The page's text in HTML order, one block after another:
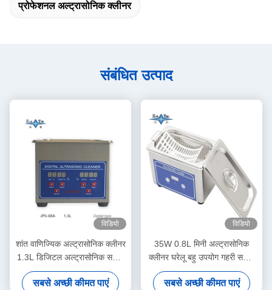
प्रोफेशनल अल्ट्रासोनिक क्लीनर
संबंधित उत्पाद
विडियो
शांत वाणिज्यिक अल्ट्रासोनिक क्लीनर
1.3L डिजिटल अल्ट्रासोनिक सफाई
मशीन 60W मल्टी गियर टाइमिंग के
साथ
सबसे अच्छी कीमत पाएं
विडियो
35W 0.8L मिनी अल्ट्रासोनिक
क्लीनर घरेलू बहु उपयोग गहरी सफाई
आभूषण चश्मा घड़ी रेजर दांत
सबसे अच्छी कीमत पाएं